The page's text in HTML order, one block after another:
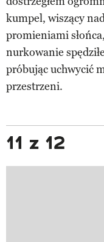
kumpel, wiszący
promieniami słońca,
nurkowanie
próbując uchwycić
przestrzeni.
11 z 12